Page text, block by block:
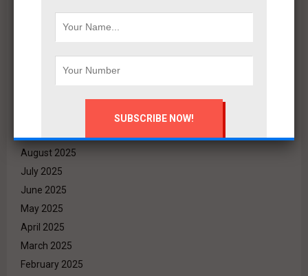
March 2026
January 2026
November 2025
August 2025
July 2025
June 2025
May 2025
April 2025
March 2025
February 2025